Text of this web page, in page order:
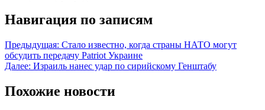
Навигация по записям
Предыдущая: Стало известно, когда страны НАТО могут
обсудить передачу Patriot Украине
Далее: Израиль нанес удар по сирийскому Генштабу
Похожие новости